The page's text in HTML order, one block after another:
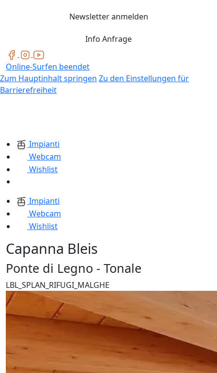
Newsletter anmelden
Info Anfrage
Online-Surfen beendet
Zum Hauptinhalt springen Zu den Einstellungen für
Barrierefreiheit
Impianti
Webcam
Wishlist
Impianti
Webcam
Wishlist
Capanna Bleis
Ponte di Legno - Tonale
LBL_SPLAN_RIFUGI_MALGHE